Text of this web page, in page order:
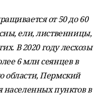
от 50 до 60
ели, лиственницы,
В 2020 году лесхозы
6 млн сеянцев в
области, Пермский
населенных пунктов в